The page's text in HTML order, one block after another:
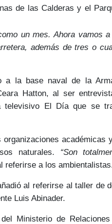
de las Calderas y el
un mes. Ahora vamos
además de tres o
a la base naval de la
Hatton, al ser
televisivo El Día que se
organizaciones académicas
naturales. “Son
referirse a los
al referirse al taller de
Luis Abinader.
Ministerio de Relaciones